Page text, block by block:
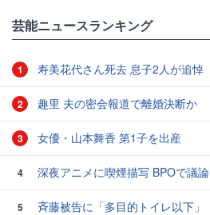
芸能ニュースランキング
1 寿美花代さん死去 息子2人が追悼
2 趣里 夫の密会報道で離婚決断か
3 女優・山本舞香 第1子を出産
4 深夜アニメに喫煙描写 BPOで議論
5
斉藤被告に「多目的トイレ以下」